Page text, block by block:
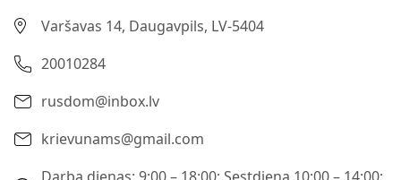
Varšavas 14, Daugavpils, LV-5404
20010284
rusdom@inbox.lv
krievunams@gmail.com